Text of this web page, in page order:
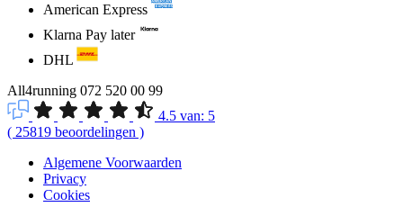
American Express
Klarna Pay later
DHL
All4running 072 520 00 99
4.5 van: 5
( 25819 beoordelingen )
Algemene Voorwaarden
Privacy
Cookies